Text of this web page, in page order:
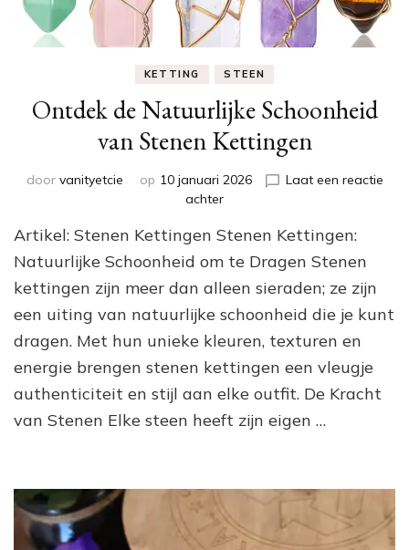
KETTING STEEN
Ontdek de Natuurlijke Schoonheid
van Stenen Kettingen
door vanityetcie op 10 januari 2026
Laat een reactie
achterop
de
Natuurlijke
Schoonheid
van
Stenen
Kettingen
Artikel: Stenen Kettingen Stenen Kettingen:
Natuurlijke Schoonheid om te Dragen Stenen
kettingen zijn meer dan alleen sieraden; ze zijn
een uiting van natuurlijke schoonheid die je kunt
dragen. Met hun unieke kleuren, texturen en
energie brengen stenen kettingen een vleugje
authenticiteit en stijl aan elke outfit. De Kracht
van Stenen Elke steen heeft zijn eigen …